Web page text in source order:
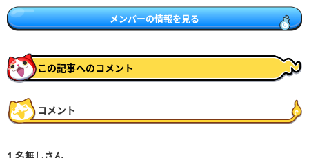
メンバーの情報を見る
この記事へのコメント
コメント